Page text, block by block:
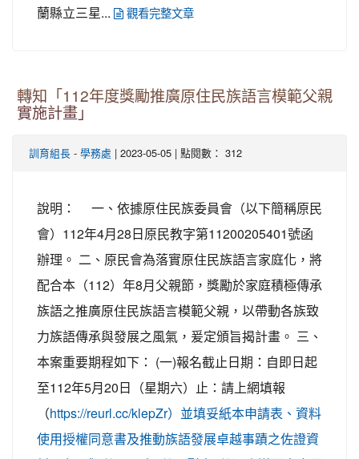
蘭縣立三星...
觀看完整文章
轉知「112年度獎勵推廣原住民族語言模範父親
實施計畫」
訓育組長 - 學務處 | 2023-05-05 | 點閱數： 312
說明： 一、依據原住民族委員會（以下簡稱原民
會）112年4月28日原民教字第11200205401號函
辦理。 二、原民會為落實原住民族語言家庭化，將
配合本（112）年8月父親節，獎勵於家庭積極傳承
族語之推廣原住民族語言模範父親，以帶動各族致
力族語傳承與發展之風氣，爰定頒旨揭計畫。 三、
本案重要期程如下： (一)報名截止日期：自即日起
至112年5月20日（星期六）止：請上網填報
（https://reurl.cc/klepZr）並填妥紙本申請表、資料
使用授權同意書及推動族語發展卓越事蹟之佐證資